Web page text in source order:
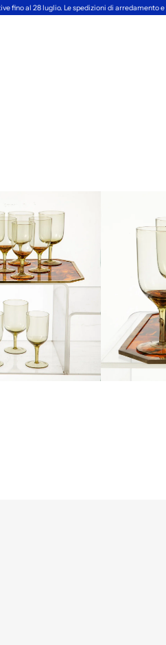
fino al 28 luglio. Le spedizioni di arredamento